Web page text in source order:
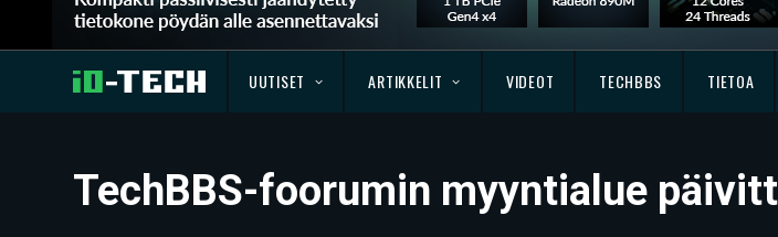
UUTISET ARTIKKELIT VIDEOT TECHBBS TIETOA
TechBBS-foorumin myyntialue